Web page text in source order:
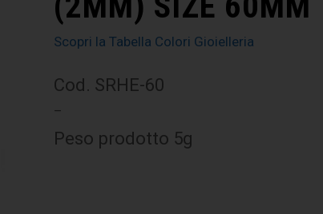
Scopri la Tabella Colori Gioielleria
Cod. SRHE-60
–
Peso prodotto 5g